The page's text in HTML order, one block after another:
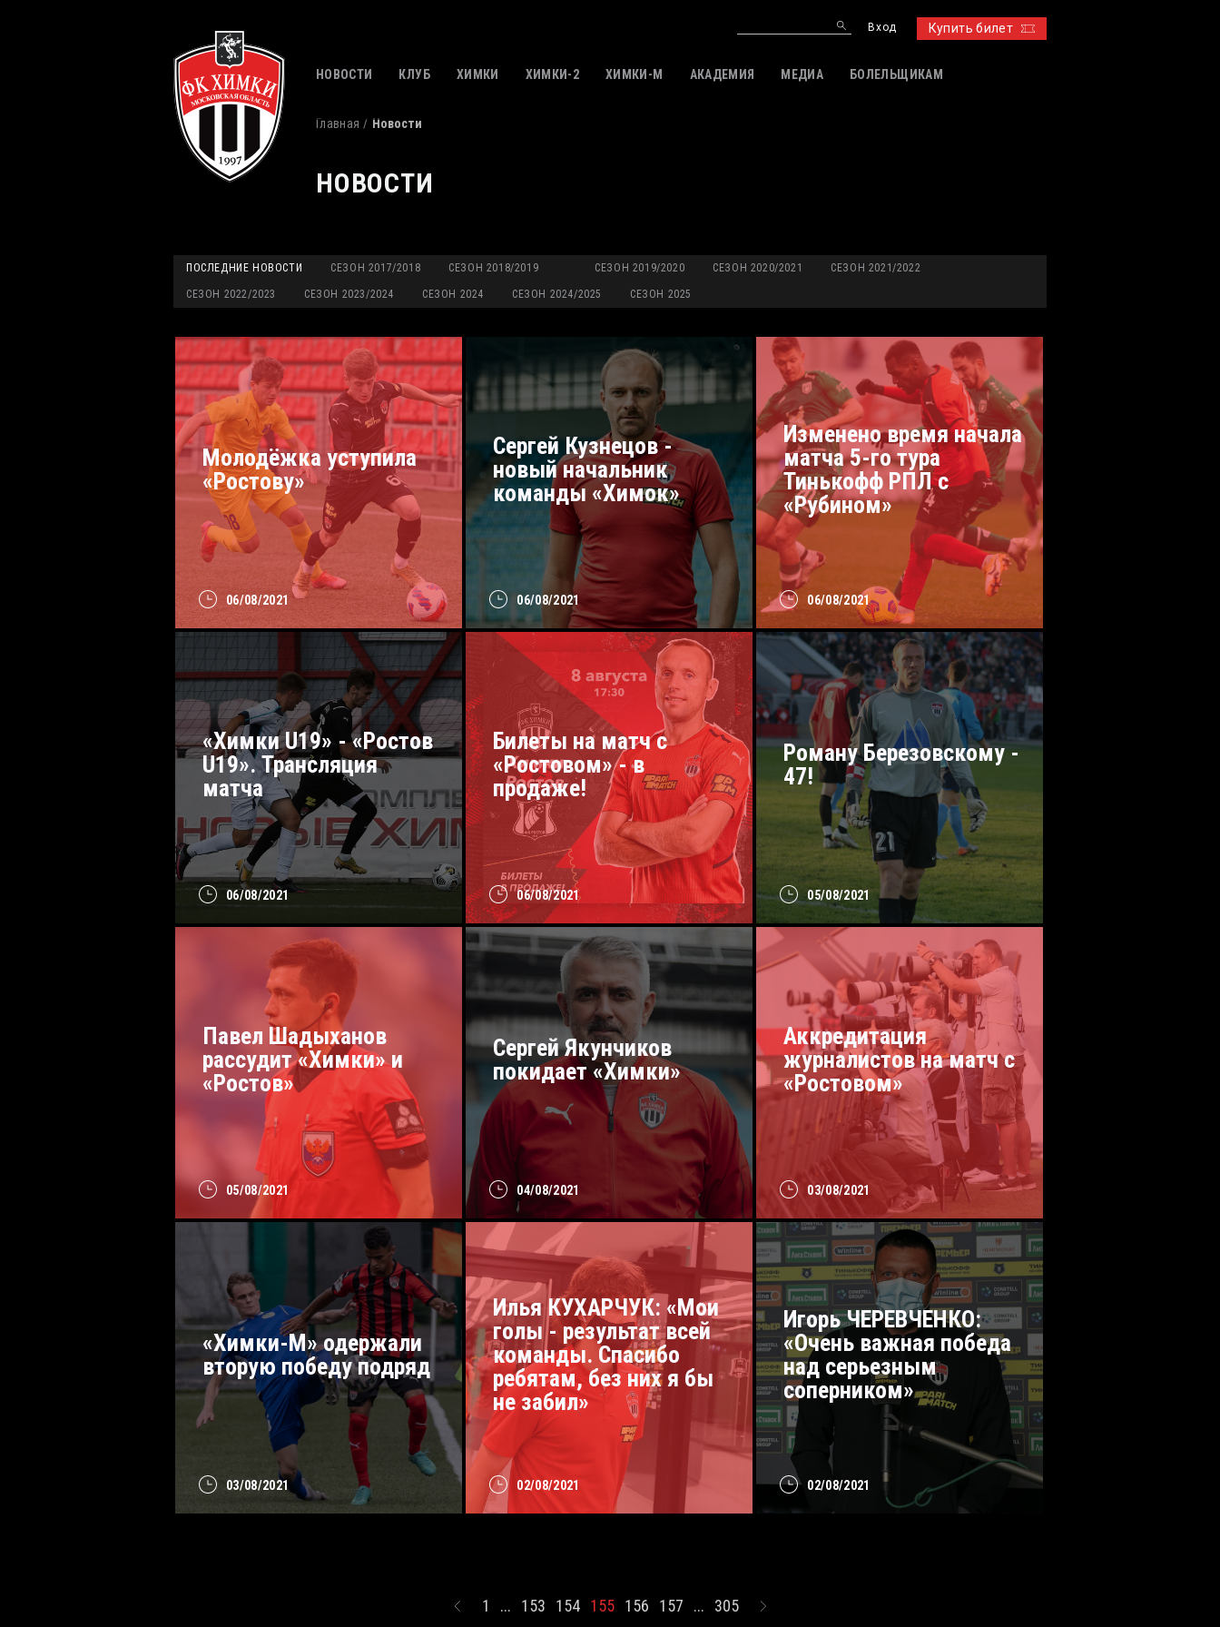
Купить билет
Вход
НОВОСТИ КЛУБ ХИМКИ ХИМКИ-2 ХИМКИ-M АКАДЕМИЯ МЕДИА БОЛЕЛЬЩИКАМ
Главная Новости
НОВОСТИ
ПОСЛЕДНИЕ НОВОСТИ СЕЗОН 2017/2018 СЕЗОН 2018/2019 СЕЗОН 2019/2020 СЕЗОН 2020/2021 СЕЗОН 2021/2022
СЕЗОН 2022/2023 СЕЗОН 2023/2024 СЕЗОН 2024 СЕЗОН 2024/2025 СЕЗОН 2025
06/08/2021
Молодёжка уступила
«Ростову»
06/08/2021
Сергей Кузнецов -
новый начальник
команды «Химок»
06/08/2021
Изменено время начала
матча 5-го тура
Тинькофф РПЛ с
«Рубином»
06/08/2021
«Химки U19» - «Ростов
U19». Трансляция
матча
06/08/2021
Билеты на матч с
«Ростовом» - в
продаже!
05/08/2021
Роману Березовскому -
47!
05/08/2021
Павел Шадыханов
рассудит «Химки» и
«Ростов»
04/08/2021
Сергей Якунчиков
покидает «Химки»
03/08/2021
Аккредитация
журналистов на матч с
«Ростовом»
03/08/2021
«Химки-М» одержали
вторую победу подряд
02/08/2021
Илья КУХАРЧУК: «Мои
голы - результат всей
команды. Спасибо
ребятам, без них я бы
не забил»
02/08/2021
Игорь ЧЕРЕВЧЕНКО:
«Очень важная победа
над серьезным
соперником»
1 ... 153 154 155 156 157 ... 305